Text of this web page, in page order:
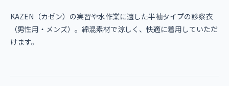
KAZEN（カゼン）の実習や水作業に適した半袖タイプの診察衣
（男性用・メンズ）。綿混素材で涼しく、快適に着用していただ
けます。